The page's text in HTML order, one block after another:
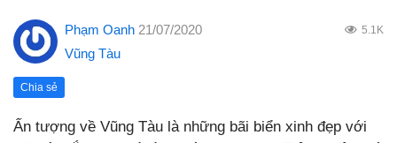
Phạm Oanh 21/07/2020 5.1K
Vũng Tàu
Chia sẻ
Ấn tượng về Vũng Tàu là những bãi biển xinh đẹp với